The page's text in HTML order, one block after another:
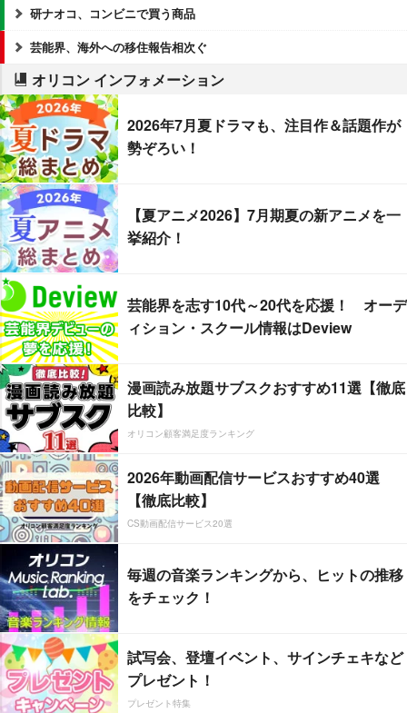
研ナオコ、コンビニで買う商品
芸能界、海外への移住報告相次ぐ
オリコン インフォメーション
2026年7月夏ドラマも、注目作＆話題作が
勢ぞろい！
【夏アニメ2026】7月期夏の新アニメを一
挙紹介！
芸能界を志す10代～20代を応援！ オーデ
ィション・スクール情報はDeview
漫画読み放題サブスクおすすめ11選【徹底
比較】
オリコン顧客満足度ランキング
2026年動画配信サービスおすすめ40選
【徹底比較】
CS動画配信サービス20選
毎週の音楽ランキングから、ヒットの推移
をチェック！
試写会、登壇イベント、サインチェキなど
プレゼント！
プレゼント特集